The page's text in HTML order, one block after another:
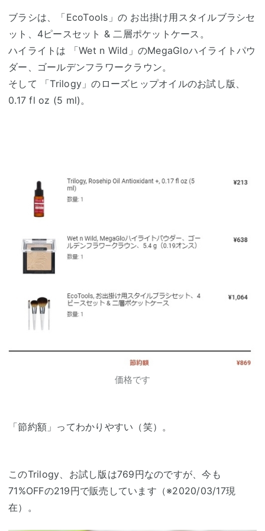
ブラシは、「EcoTools」の お出掛け用スタイルブラシセ
ット、4ピースセット & 二層ポケットケース。
ハイライトは 「Wet n Wild」のMegaGloハイライトパウ
ダー、ゴールデンフラワークラウン。
そして 「Trilogy」のローズヒップオイルのお試し版、
0.17 fl oz (5 ml)。
価格です
「節約額」ってわかりやすい（笑）。
このTrilogy、お試し版は769円なのですが、今も
71%OFFの219円で販売しています（※2020/03/17現
在）。